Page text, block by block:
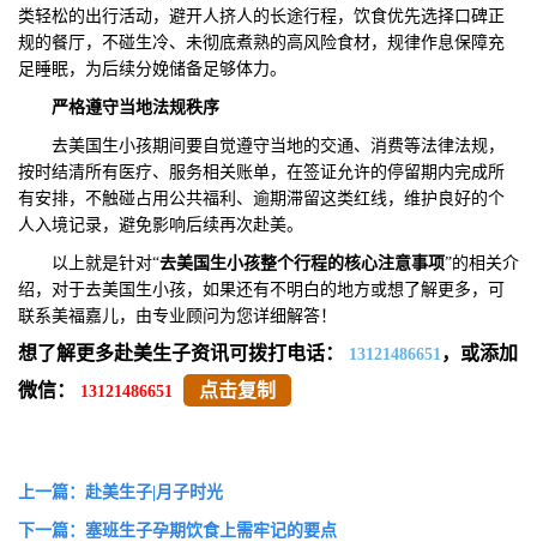
类轻松的出行活动，避开人挤人的长途行程，饮食优先选择口碑正
规的餐厅，不碰生冷、未彻底煮熟的高风险食材，规律作息保障充
足睡眠，为后续分娩储备足够体力。
严格遵守当地法规秩序‌
去美国生小孩期间要自觉遵守当地的交通、消费等法律法规，
按时结清所有医疗、服务相关账单，在签证允许的停留期内完成所
有安排，不触碰占用公共福利、逾期滞留这类红线，维护良好的个
人入境记录，避免影响后续再次赴美。
以上就是针对“去美国生小孩整个行程的核心注意事项”的相关介
绍，对于去美国生小孩，如果还有不明白的地方或想了解更多，可
联系美福嘉儿，由专业顾问为您详细解答！
想了解更多赴美生子资讯可拨打电话： 13121486651 ，或添加
微信：
13121486651 点击复制
上一篇：赴美生子|月子时光
下一篇：塞班生子孕期饮食上需牢记的要点